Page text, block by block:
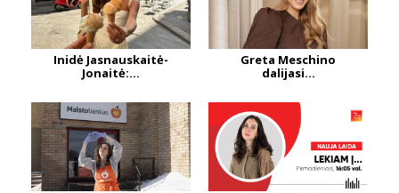
Inidė Jasnauskaitė-
Jonaitė:...
Greta Meschino
dalijasi...